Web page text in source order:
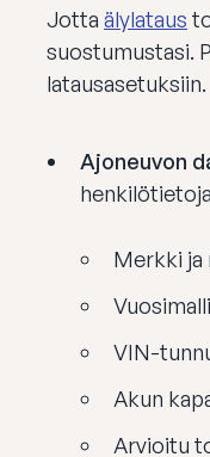
Jotta älylataus
suostumustasi.
latausasetuksiin.
Ajoneuvon
Merkki ja
Vuosimalli
VIN-
Akun
Arvioitu